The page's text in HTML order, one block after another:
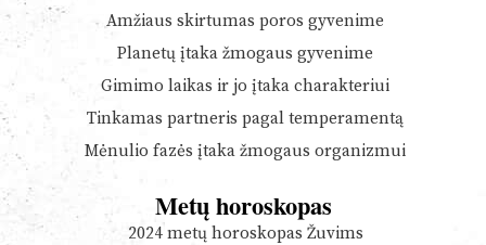
Amžiaus skirtumas poros gyvenime
Planetų įtaka žmogaus gyvenime
Gimimo laikas ir jo įtaka charakteriui
Tinkamas partneris pagal temperamentą
Mėnulio fazės įtaka žmogaus organizmui
Metų horoskopas
2024 metų horoskopas Žuvims